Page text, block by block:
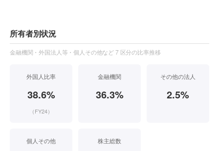
所有者別状況
金融機関・外国法人等・個人その他など 7 区分の比率推移
外国人比率
38.6%
（FY24）
金融機関
36.3%
その他の法人
2.5%
個人その他 株主総数